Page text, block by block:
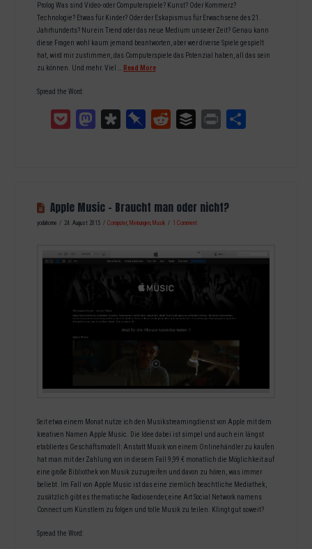
Prolog Was sind Video- oder Computerspiele? Kunst? Oder Kommerz?
Technologie? Etwas für Kinder? Oder der Eskapismus für Erwachsene des 21.
Jahrhunderts? Nur ein Trend oder das neue Medium unserer Zeit? Genau kann
diese Fragen wohl kaum jemand beantworten, aber wer diverse Spiele gespielt
hat, wird mir zustimmen, das Computerspiele das Potenzial haben, all das sein
zu können. Und mehr. Viel …
Read More
Spread the Word:
Pocket MastodonDiasporaPinboardReddit Buffer Print
Apple Music – Braucht man oder nicht?
yodahome 24. August 2015 Computer, Meinungen, Musik 1 Comment
Seit etwa einem Monat nutze ich den Musikstreamingdienst von Apple mit dem
kreativen Namen Apple Music. Die Idee dabei ist simpel und auch ein längst
etabliertes Geschäftsmodell: Anstatt Musik von einem Onlinehändler zu kaufen
hat man mit der Zahlung von in diesem Fall 9,99 € monatlich die Möglichkeit auf
eine große Bibliothek von Musik zuzugreifen und davon zu hören, was immer
beliebt. Im Fall von Apple Music ist das eine ziemlich beachtliche Mediathek,
zusätzlich gibt es thematische Radiosender, eine Art Social Network namens
Connect um Künstlern zu folgen und tolle Musik zu teilen. Klingt gut soweit?
Spread the Word: